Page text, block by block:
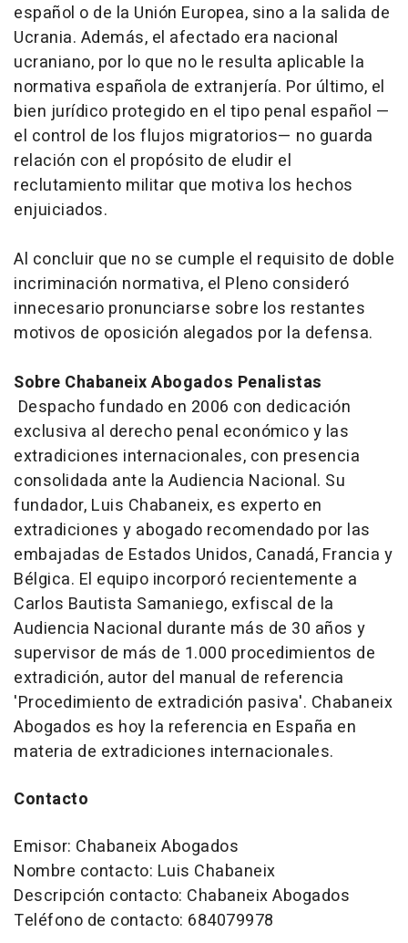
español o de la Unión Europea, sino a la salida de
Ucrania. Además, el afectado era nacional
ucraniano, por lo que no le resulta aplicable la
normativa española de extranjería. Por último, el
bien jurídico protegido en el tipo penal español —
el control de los flujos migratorios— no guarda
relación con el propósito de eludir el
reclutamiento militar que motiva los hechos
enjuiciados.
Al concluir que no se cumple el requisito de doble
incriminación normativa, el Pleno consideró
innecesario pronunciarse sobre los restantes
motivos de oposición alegados por la defensa.
Sobre Chabaneix Abogados Penalistas
Despacho fundado en 2006 con dedicación
exclusiva al derecho penal económico y las
extradiciones internacionales, con presencia
consolidada ante la Audiencia Nacional. Su
fundador, Luis Chabaneix, es experto en
extradiciones y abogado recomendado por las
embajadas de Estados Unidos, Canadá, Francia y
Bélgica. El equipo incorporó recientemente a
Carlos Bautista Samaniego, exfiscal de la
Audiencia Nacional durante más de 30 años y
supervisor de más de 1.000 procedimientos de
extradición, autor del manual de referencia
'Procedimiento de extradición pasiva'. Chabaneix
Abogados es hoy la referencia en España en
materia de extradiciones internacionales.
Contacto
Emisor: Chabaneix Abogados
Nombre contacto: Luis Chabaneix
Descripción contacto: Chabaneix Abogados
Teléfono de contacto: 684079978